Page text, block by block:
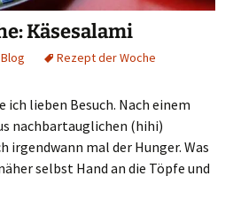
Käsesalami
Blog Rezept der Woche
ich lieben Besuch. Nach einem
nachbartauglichen (hihi)
irgendwann mal der Hunger. Was
selbst Hand an die Töpfe und